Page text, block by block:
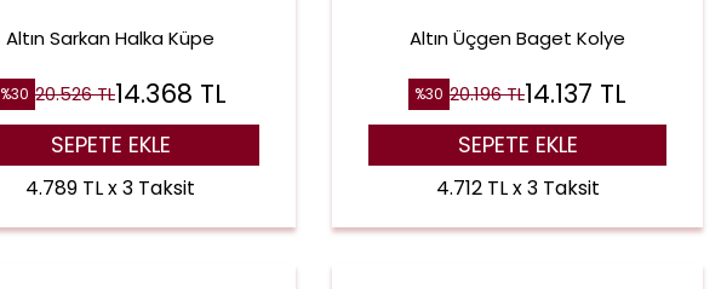
Altın Sarkan Halka Küpe
%30 20.526TL14.368 TL
SEPETE EKLE
4.789 TL x 3 Taksit
Altın Üçgen Baget Kolye
%30 20.196TL14.137 TL
SEPETE EKLE
4.712 TL x 3 Taksit